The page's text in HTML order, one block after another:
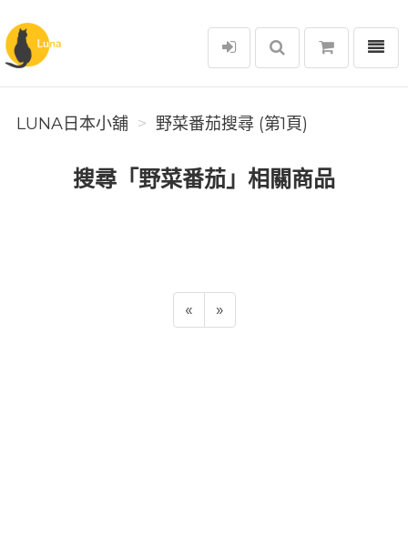
Luna日本小舖
選單
LUNA日本小舖 野菜番茄搜尋 (第1頁)
搜尋「野菜番茄」相關商品
« »